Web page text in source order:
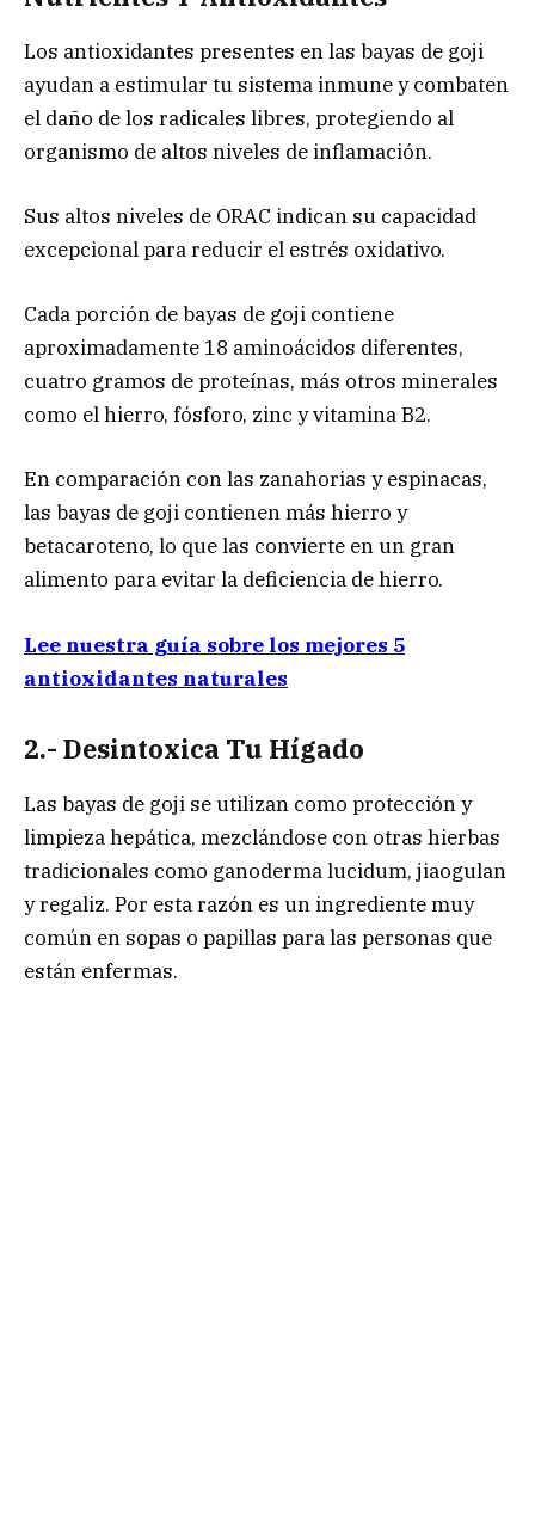
Los antioxidantes presentes en las bayas de goji
ayudan a estimular tu sistema inmune y combaten
el daño de los radicales libres, protegiendo al
organismo de altos niveles de inflamación.
Sus altos niveles de ORAC indican su capacidad
excepcional para reducir el estrés oxidativo.
Cada porción de bayas de goji contiene
aproximadamente 18 aminoácidos diferentes,
cuatro gramos de proteínas, más otros minerales
como el hierro, fósforo, zinc y vitamina B2.
En comparación con las zanahorias y espinacas,
las bayas de goji contienen más hierro y
betacaroteno, lo que las convierte en un gran
alimento para evitar la deficiencia de hierro.
Lee nuestra guía sobre los mejores 5
antioxidantes naturales
2.- Desintoxica Tu Hígado
Las bayas de goji se utilizan como protección y
limpieza hepática, mezclándose con otras hierbas
tradicionales como ganoderma lucidum, jiaogulan
y regaliz. Por esta razón es un ingrediente muy
común en sopas o papillas para las personas que
están enfermas.